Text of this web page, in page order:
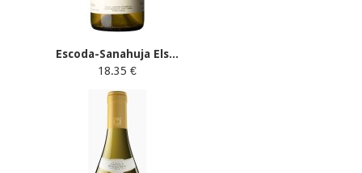
Escoda-Sanahuja Els...
18.35 €